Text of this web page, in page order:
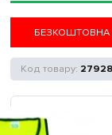
БЕЗКОШТОВНА
27928